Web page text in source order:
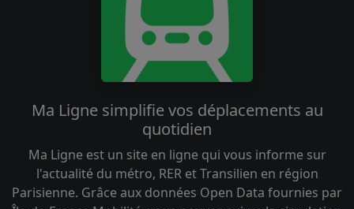
Ma Ligne simplifie vos déplacements au
quotidien
Ma Ligne est un site en ligne qui vous informe sur
l'actualité du métro, RER et Transilien en région
Parisienne. Grâce aux données Open Data fournies par